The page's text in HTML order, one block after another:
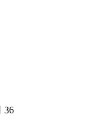
36